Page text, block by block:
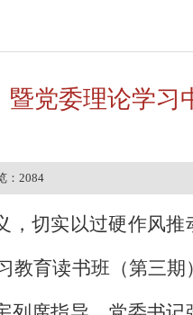
党委理论学习
：2084
，切实以过硬作风推
教育读书班（第三期